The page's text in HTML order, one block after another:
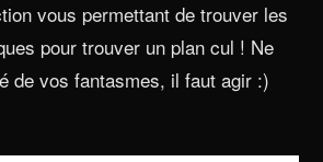
vous permettant de trouver les
pour trouver un plan cul ! Ne
de vos fantasmes, il faut agir :)